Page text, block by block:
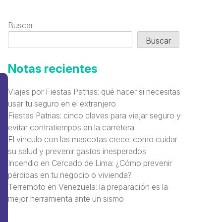
Buscar
Buscar
Notas recientes
Viajes por Fiestas Patrias: qué hacer si necesitas
usar tu seguro en el extranjero
Fiestas Patrias: cinco claves para viajar seguro y
evitar contratiempos en la carretera
El vínculo con las mascotas crece: cómo cuidar
su salud y prevenir gastos inesperados
Incendio en Cercado de Lima: ¿Cómo prevenir
pérdidas en tu negocio o vivienda?
Terremoto en Venezuela: la preparación es la
mejor herramienta ante un sismo